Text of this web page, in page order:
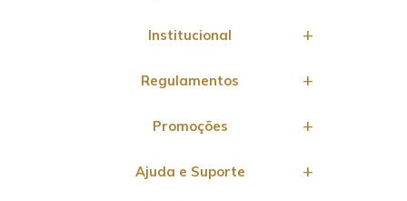
Institucional
Regulamentos
Promoções
Ajuda e Suporte